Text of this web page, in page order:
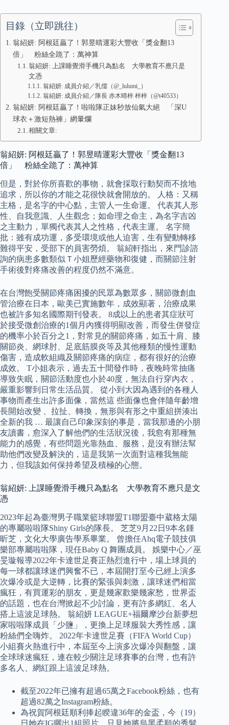
目錄（立即跳往）
翁紹妍: 阿根廷贏了！郭昱晴運彩大豐收「獎金翻13
倍」 粉絲全跪了：萬神算
翁紹妍: 上課睡覺滑手機只為點名 大學教育不應只是
文憑
翁紹妍: 成員介紹／乳儒（@_lulumi_）
翁紹妍: 成員介紹／隊長 赤木晴梓 梓梓（@t40533）
翁紹妍: 阿根廷贏了！啦啦隊正妹秒放仙氣大絕 「深U
球衣＋激短熱褲」網暈爛
相關文章:
翁紹妍: 阿根廷贏了！郭昱晴運彩大豐收「獎金翻13
倍」 粉絲全跪了：萬神算
但是，對於你所喜歡的事物，就會採取行動契而不捨地
追求，所以你的才能之花很快就會開放的。 人格：又稱
主格，是名字的中心點，主管人一生命運。 代表其人形
性、自我意識、人生觀念；如命理之命主，為名字吉凶
之主動力，單獨代表其人之性格，代表主運。 名字簡
批：雖有成功運，多受環境或他人迫害，生有變動轉移
難得平安，受部下的員害勞煩。 翁紹軒指出，來門診諮
詢的病患多數類似Ｔ小姐歷經藥物和復健，而關節注射
手術後對疼痛改善的程度仍然不滿意。
在台灣飽受關節疼痛困擾的民眾為數眾多，關節微創血
管治療在日本，歐美已實施數年，成效顯著，治療成果
也被許多知名國際期刊發表。 8成以上的患者其症狀可
於接受微創治療的1個月內獲得明顯改善，而發生併發症
的機率小於百分之1，對常見的關節疼痛，如五十肩、膝
關節炎、網球肘、足底筋膜炎等及其他種類的慢性運動
傷害，造成軟組織及關節疼痛的病症，都有很好的治療
成效。 T小姐表示，過去五十間發作時，夜晚時常抽痛
導致失眠，關節活動度也小於40度，無法自行穿內衣，
嚴重影響到日常生活品質。 從小到大因為遇到的各種人
事物而產生出許多面像，當然這 些面像也會伴隨年齡增
長開始改變 、拉扯、轉換，無形與有形之中重組拼湊出
全新的我 … 最讓自己印象深刻的事是，當我那邊的小朋
友讀書，愈深入了解他們的生活狀況後，我愈有那種無
能力的感覺，有些問題光靠熱血、服務，是沒有辦法幫
助他們改變及解決的，這是我第一次面對這種我無能
力，但我該如何保持希望及積極的心態。
翁紹妍: 上課睡覺滑手機只為點名 大學教育不應只是文
憑
2023年起為臺灣男子職業籃球聯盟T1聯盟臺中葳格太陽
的專屬啦啦隊Shiny Girls的隊長。 芝芝9月22日9本名鍾
昕芝，文化大學廣告學系畢業。 曾擔任Ahq電子競技俱
樂部專屬啦啦隊，現任Baby Q 舞團成員。 娛樂中心／巫
旻璇報導2022年卡達世足賽正熱烈進行中，場上球員的
每一球都讓球迷們興奮不已，本屆開打至今已經上演多
次爆冷或是大逆轉，比賽的緊張與刺激，讓球迷們相當
瘋狂，有買運彩的朋友，更是幾家歡樂幾家愁，世界盃
的話題，也在台灣掀起不少討論，更有許多網紅、名人
搭上這波足球熱。 翁紹妍 LEAGUE+福爾摩沙台新夢想
家啦啦隊成員「少鹽」，更換上足球服裝大秀性感，讓
粉絲們全嗨炸。 2022年卡達世足賽（FIFA World Cup）
小組賽火熱進行中，本屆至今上演多次爆冷與翻盤，讓
全球球迷瘋狂，連在較少關注足球賽事的台灣，也有許
多名人、網紅跟上這波足球熱。
截至2022年已擁有超過65萬之Facebook粉絲，也有
超過82萬之Instagram粉絲。
為祝賀阿根廷順利捧起睽違36年的金盃，今（19）
日她在IG曬出1組照片，只見她將烏黑柔順的秀髮